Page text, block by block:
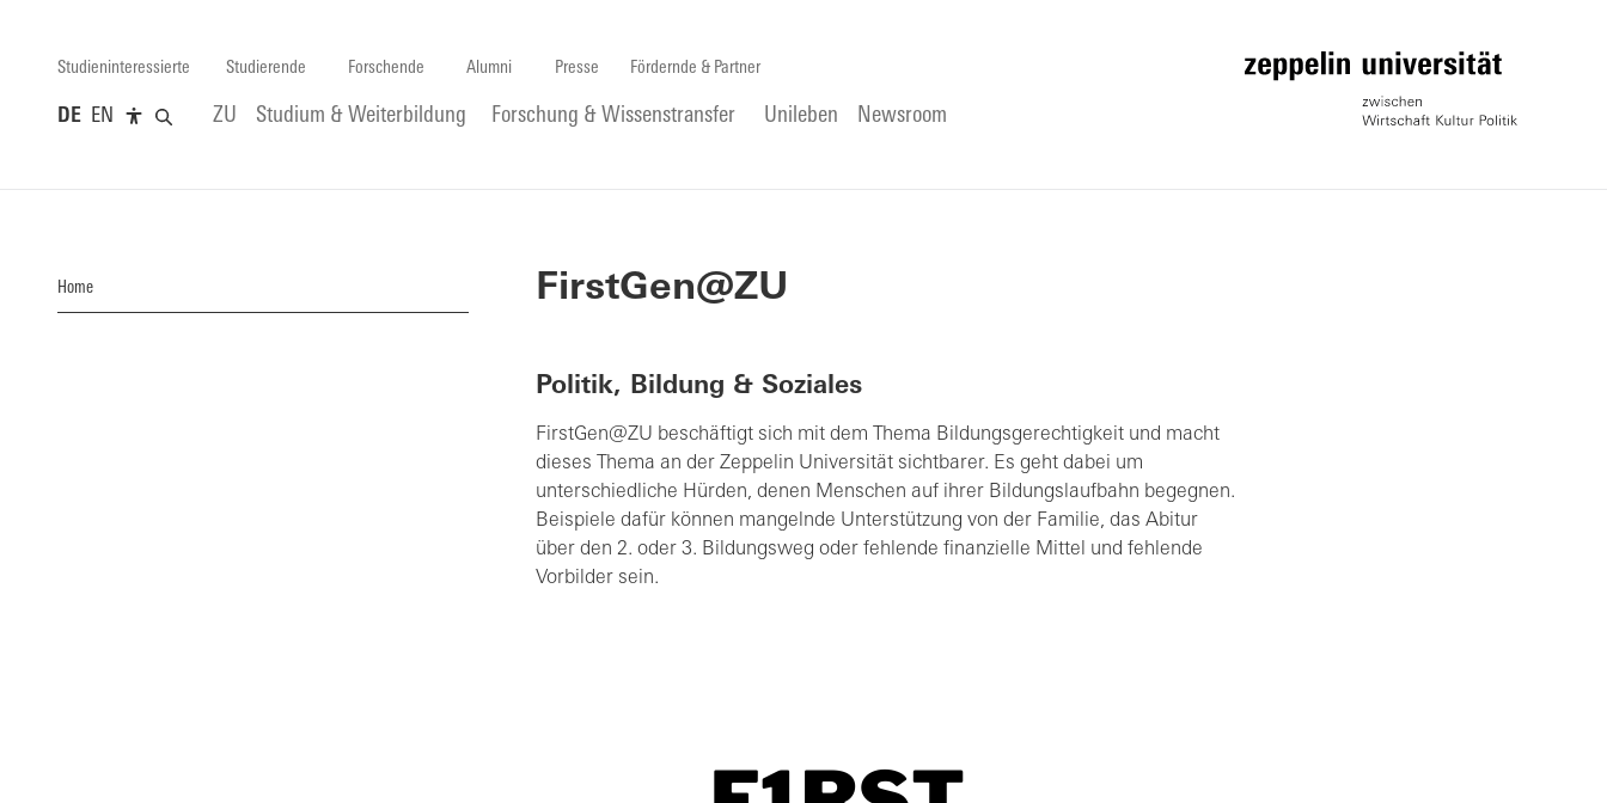
Studieninteressierte Studierende Forschende Alumni Presse Fördernde & Partner
DE EN ZU Studium & Weiterbildung Forschung & Wissenstransfer Unileben Newsroom
Home FirstGen@ZU
Politik, Bildung & Soziales
FirstGen@ZU beschäftigt sich mit dem Thema Bildungsgerechtigkeit und macht
dieses Thema an der Zeppelin Universität sichtbarer. Es geht dabei um
unterschiedliche Hürden, denen Menschen auf ihrer Bildungslaufbahn begegnen.
Beispiele dafür können mangelnde Unterstützung von der Familie, das Abitur
über den 2. oder 3. Bildungsweg oder fehlende finanzielle Mittel und fehlende
Vorbilder sein.